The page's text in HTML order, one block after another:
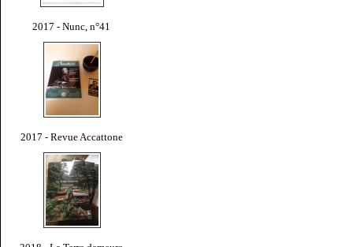
2017 - Nunc, n°41
2017 - Revue Accattone